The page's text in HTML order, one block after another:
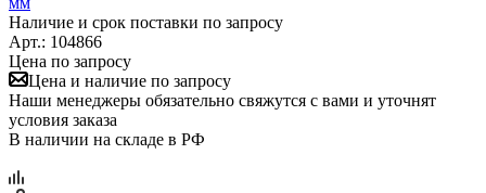
Наличие и срок поставки по запросу
Арт.: 104866
Цена по запросу
Цена и наличие по запросу
Наши менеджеры обязательно свяжутся с вами и уточнят
условия заказа
В наличии на складе в РФ